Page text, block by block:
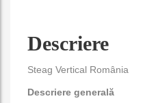
Descriere
Steag Vertical România
Descriere generală